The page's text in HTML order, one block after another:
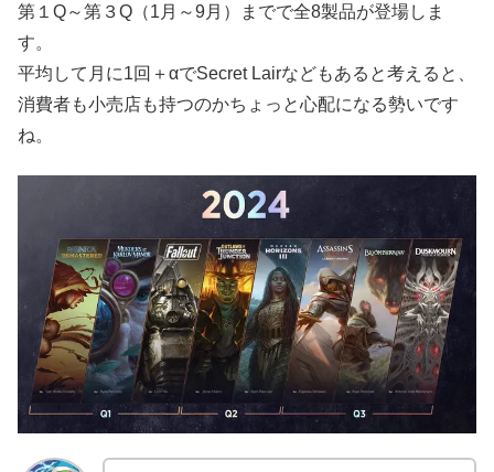
第１Q～第３Q（1月～9月）までで全8製品が登場しま
す。
平均して月に1回＋αでSecret Lairなどもあると考えると、
消費者も小売店も持つのかちょっと心配になる勢いです
ね。